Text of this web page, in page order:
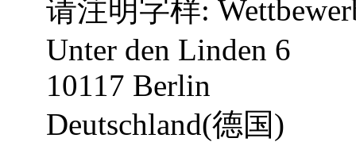
请注明字样:
Unter den Linden 6
10117 Berlin
Deutschland(德国)